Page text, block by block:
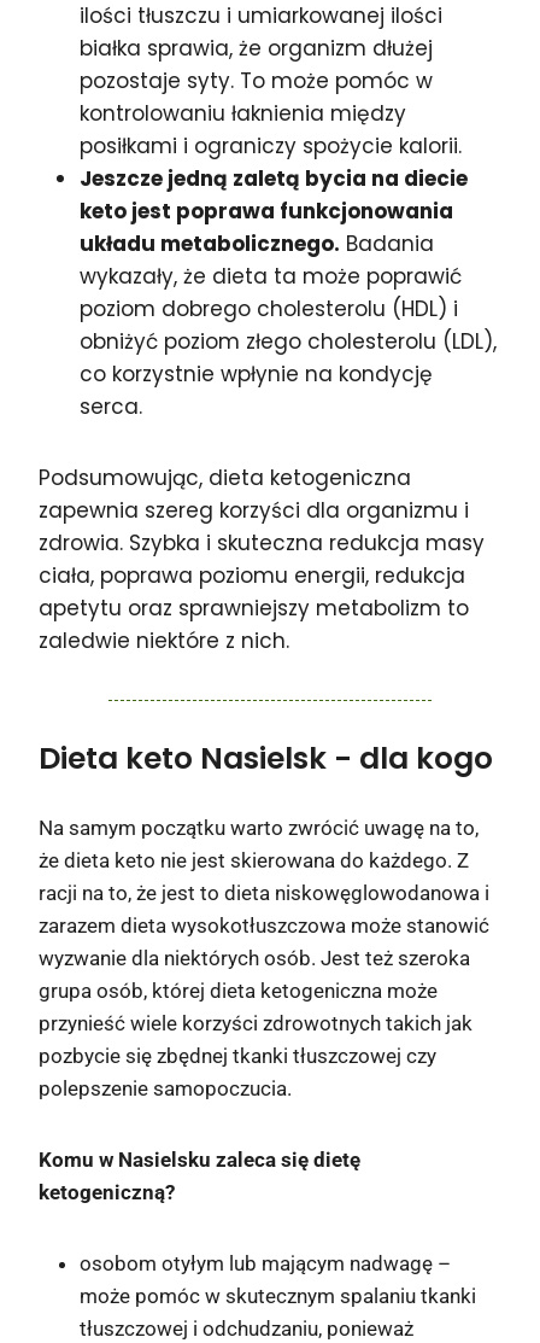
ilości tłuszczu i umiarkowanej ilości
białka sprawia, że organizm dłużej
pozostaje syty. To może pomóc w
kontrolowaniu łaknienia między
posiłkami i ograniczy spożycie kalorii.
Jeszcze jedną zaletą bycia na diecie
keto jest poprawa funkcjonowania
układu metabolicznego. Badania
wykazały, że dieta ta może poprawić
poziom dobrego cholesterolu (HDL) i
obniżyć poziom złego cholesterolu (LDL),
co korzystnie wpłynie na kondycję
serca.
Podsumowując, dieta ketogeniczna
zapewnia szereg korzyści dla organizmu i
zdrowia. Szybka i skuteczna redukcja masy
ciała, poprawa poziomu energii, redukcja
apetytu oraz sprawniejszy metabolizm to
zaledwie niektóre z nich.
Dieta keto Nasielsk - dla kogo
Na samym początku warto zwrócić uwagę na to,
że dieta keto nie jest skierowana do każdego. Z
racji na to, że jest to dieta niskowęglowodanowa i
zarazem dieta wysokotłuszczowa może stanowić
wyzwanie dla niektórych osób. Jest też szeroka
grupa osób, której dieta ketogeniczna może
przynieść wiele korzyści zdrowotnych takich jak
pozbycie się zbędnej tkanki tłuszczowej czy
polepszenie samopoczucia.
Komu w Nasielsku zaleca się dietę
ketogeniczną?
osobom otyłym lub mającym nadwagę –
może pomóc w skutecznym spalaniu tkanki
tłuszczowej i odchudzaniu, ponieważ